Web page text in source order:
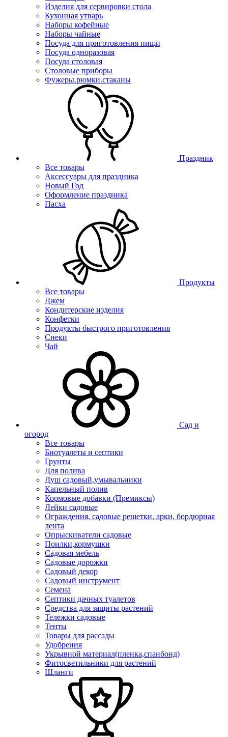
Изделия для сервировки стола
Кухонная утварь
Наборы кофейные
Наборы чайные
Посуда для приготовления пищи
Посуда одноразовая
Посуда столовая
Столовые приборы
Фужеры.рюмки.стаканы
Праздник
Все товары
Аксессуары для праздника
Новый Год
Оформление праздника
Пасха
Продукты
Все товары
Джем
Кондитерские изделия
Конфетки
Продукты быстрого приготовления
Снеки
Чай
Сад и
огород
Все товары
Биотуалеты и септики
Грунты
Для полива
Душ садовый,умывальники
Капельный полив
Кормовые добавки (Премиксы)
Лейки садовые
Ограждения, садовые решетки, арки, бордюрная
лента
Опрыскиватели садовые
Поилки,кормушки
Садовая мебель
Садовые дорожки
Садовый декор
Садовый инструмент
Семена
Септики дачных туалетов
Средства для защиты растений
Тележки садовые
Тенты
Товары для рассады
Удобрения
Укрывной материал(пленка,спанбонд)
Фитосветильники для растений
Шланги